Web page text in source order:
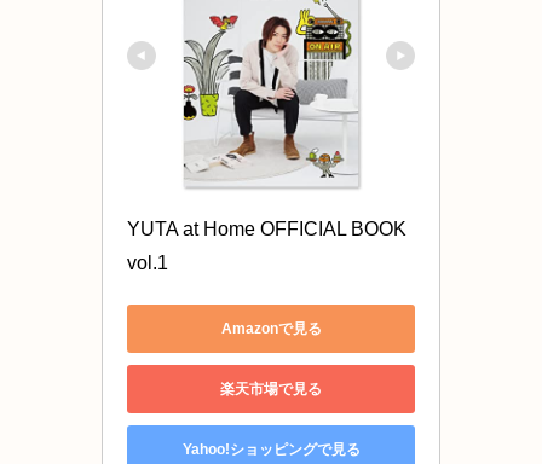
YUTA at Home OFFICIAL BOOK
vol.1
Amazonで見る
楽天市場で見る
Yahoo!ショッピングで見る